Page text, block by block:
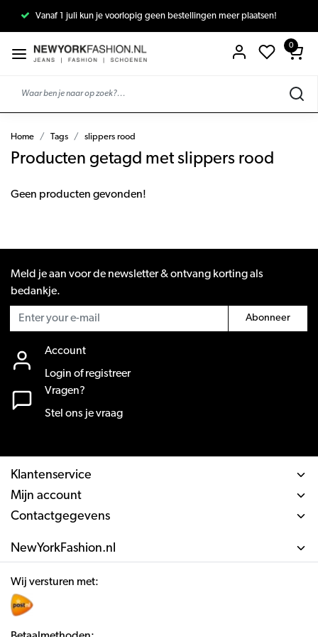
Vanaf 1 juli kun je voorlopig geen bestellingen meer plaatsen!
0
Home Tags slippers rood
Producten getagd met slippers rood
Geen producten gevonden!
Meld je aan voor de newsletter & ontvang korting als
bedankje.
Abonneer
Account
Login of registreer
Vragen?
Stel ons je vraag
Klantenservice
Mijn account
Contactgegevens
NewYorkFashion.nl
Wij versturen met: